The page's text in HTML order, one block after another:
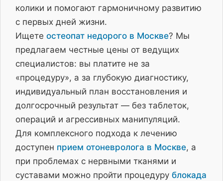
колики и помогают гармоничному развитию
с первых дней жизни.
Ищете остеопат недорого в Москве? Мы
предлагаем честные цены от ведущих
специалистов: вы платите не за
«процедуру», а за глубокую диагностику,
индивидуальный план восстановления и
долгосрочный результат — без таблеток,
операций и агрессивных манипуляций.
Для комплексного подхода к лечению
доступен прием отоневролога в Москве, а
при проблемах с нервными тканями и
суставами можно пройти процедуру блокада